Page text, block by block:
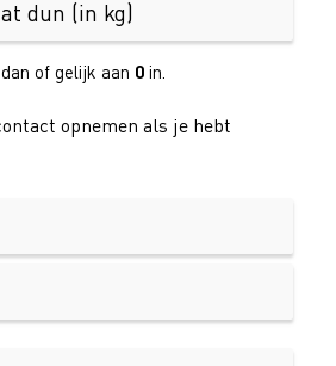
of gelijk aan 0 in.
opnemen als je hebt